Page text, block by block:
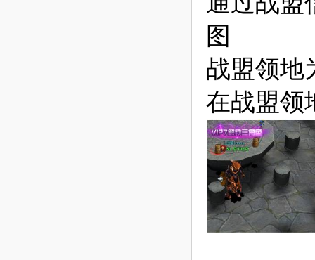
图
战盟领地
在战盟领